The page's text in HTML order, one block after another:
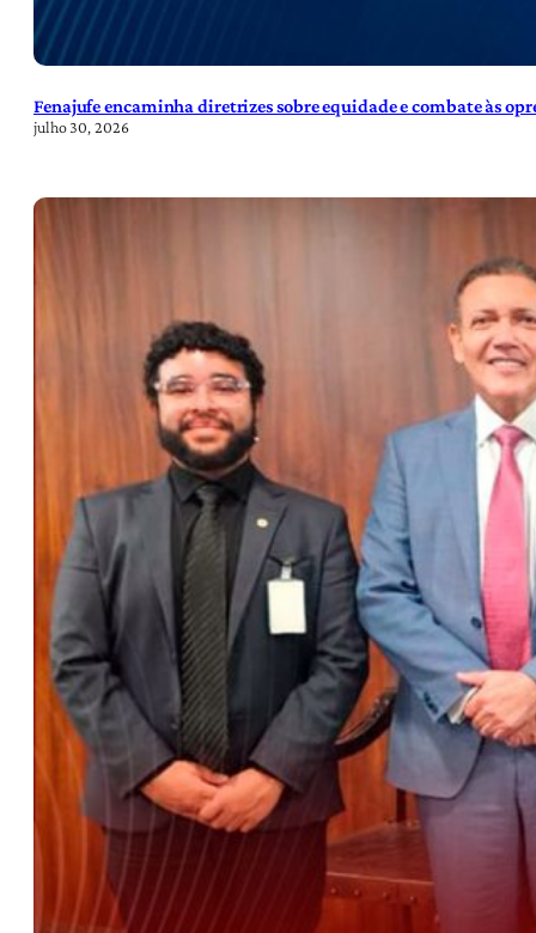
Fenajufe encaminha diretrizes sobre equidade e combate às
julho 30, 2026